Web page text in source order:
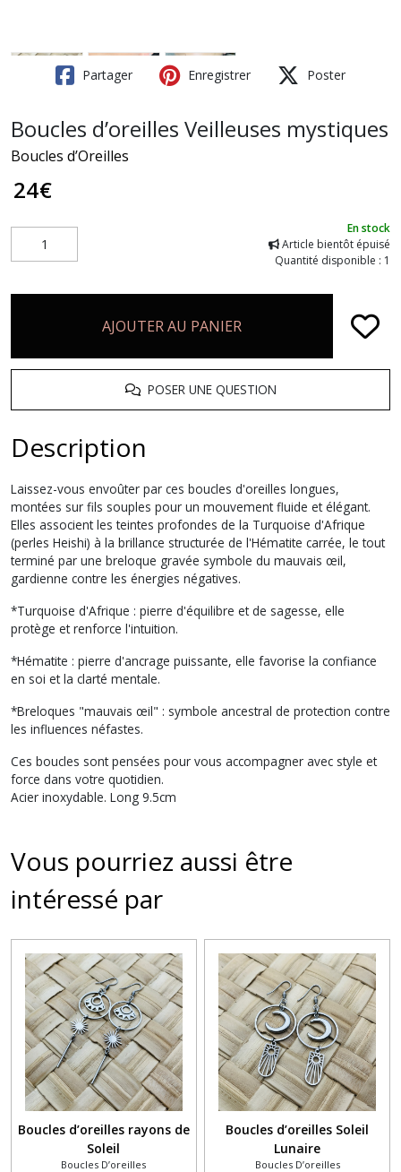
Partager Enregistrer Poster
Boucles d’oreilles Veilleuses mystiques
Boucles d’Oreilles
24€
En stock
Article bientôt épuisé
Quantité disponible : 1
AJOUTER AU PANIER
POSER UNE QUESTION
Description
Laissez-vous envoûter par ces boucles d'oreilles longues,
montées sur fils souples pour un mouvement fluide et élégant.
Elles associent les teintes profondes de la Turquoise d'Afrique
(perles Heishi) à la brillance structurée de l'Hématite carrée, le tout
terminé par une breloque gravée symbole du mauvais œil,
gardienne contre les énergies négatives.
*Turquoise d'Afrique : pierre d'équilibre et de sagesse, elle
protège et renforce l'intuition.
*Hématite : pierre d'ancrage puissante, elle favorise la confiance
en soi et la clarté mentale.
*Breloques "mauvais œil" : symbole ancestral de protection contre
les influences néfastes.
Ces boucles sont pensées pour vous accompagner avec style et
force dans votre quotidien.
Acier inoxydable. Long 9.5cm
Vous pourriez aussi être
intéressé par
Boucles d’oreilles rayons de
Soleil
Boucles D’oreilles
Boucles d’oreilles Soleil
Lunaire
Boucles D’oreilles